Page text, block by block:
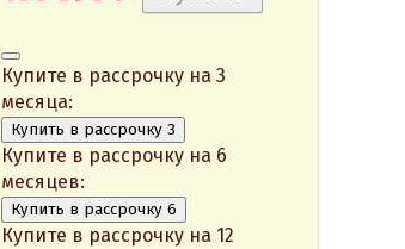
Купите в рассрочку на 3
месяца:
Купить в рассрочку 3
Купите в рассрочку на 6
месяцев:
Купить в рассрочку 6
Купите в рассрочку на 12